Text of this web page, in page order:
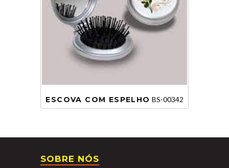
ESCOVA COM ESPELHO BS-00342
SOBRE NÓS